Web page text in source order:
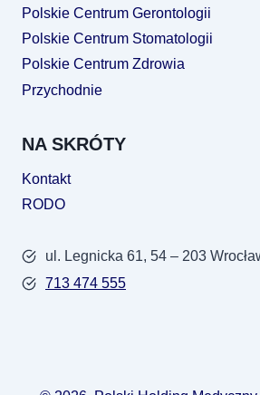
Polskie Centrum Gerontologii
Polskie Centrum Stomatologii
Polskie Centrum Zdrowia
Przychodnie
NA SKRÓTY
Kontakt
RODO
ul. Legnicka 61, 54 – 203
713 474 555